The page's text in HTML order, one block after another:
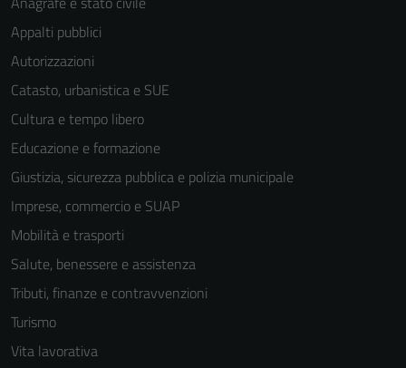
Appalti pubblici
Autorizzazioni
Catasto, urbanistica e SUE
Cultura e tempo libero
Educazione e formazione
Giustizia, sicurezza pubblica e polizia municipale
Imprese, commercio e SUAP
Mobilità e trasporti
Salute, benessere e assistenza
Tributi, finanze e contravvenzioni
Turismo
Vita lavorativa